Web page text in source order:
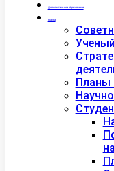
Дополнительное образование
Наука
Планы